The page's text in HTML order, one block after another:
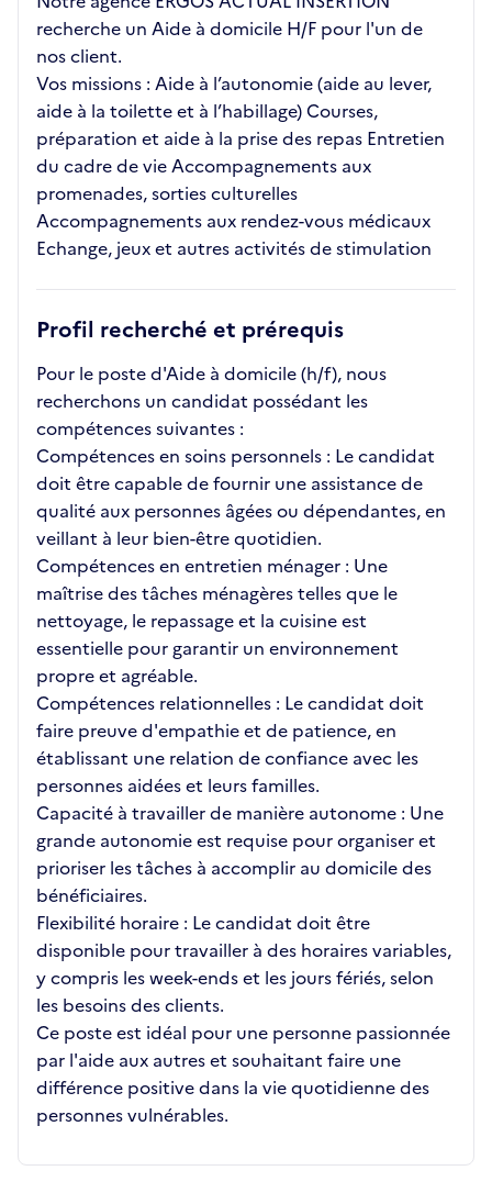
recherche un Aide à domicile H/F pour l'un de
nos client.
Vos missions : Aide à l’autonomie (aide au lever,
aide à la toilette et à l’habillage) Courses,
préparation et aide à la prise des repas Entretien
du cadre de vie Accompagnements aux
promenades, sorties culturelles
Accompagnements aux rendez-vous médicaux
Echange, jeux et autres activités de stimulation
Profil recherché et prérequis
Pour le poste d'Aide à domicile (h/f), nous
recherchons un candidat possédant les
compétences suivantes :
Compétences en soins personnels : Le candidat
doit être capable de fournir une assistance de
qualité aux personnes âgées ou dépendantes, en
veillant à leur bien-être quotidien.
Compétences en entretien ménager : Une
maîtrise des tâches ménagères telles que le
nettoyage, le repassage et la cuisine est
essentielle pour garantir un environnement
propre et agréable.
Compétences relationnelles : Le candidat doit
faire preuve d'empathie et de patience, en
établissant une relation de confiance avec les
personnes aidées et leurs familles.
Capacité à travailler de manière autonome : Une
grande autonomie est requise pour organiser et
prioriser les tâches à accomplir au domicile des
bénéficiaires.
Flexibilité horaire : Le candidat doit être
disponible pour travailler à des horaires variables,
y compris les week-ends et les jours fériés, selon
les besoins des clients.
Ce poste est idéal pour une personne passionnée
par l'aide aux autres et souhaitant faire une
différence positive dans la vie quotidienne des
personnes vulnérables.